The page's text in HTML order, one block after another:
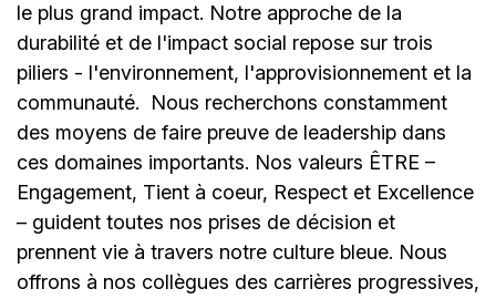
le plus grand impact. Notre approche de la
durabilité et de l'impact social repose sur trois
piliers - l'environnement, l'approvisionnement et la
communauté.
Nous recherchons constamment
des moyens de faire preuve de leadership dans
ces domaines importants. Nos valeurs ÊTRE –
Engagement, Tient à coeur, Respect et Excellence
– guident toutes nos prises de décision et
prennent vie à travers notre culture bleue. Nous
offrons à nos collègues des carrières progressives,